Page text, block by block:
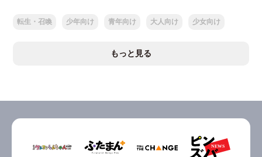
転生・召喚 少年向け 青年向け 大人向け 少女向け
もっと見る